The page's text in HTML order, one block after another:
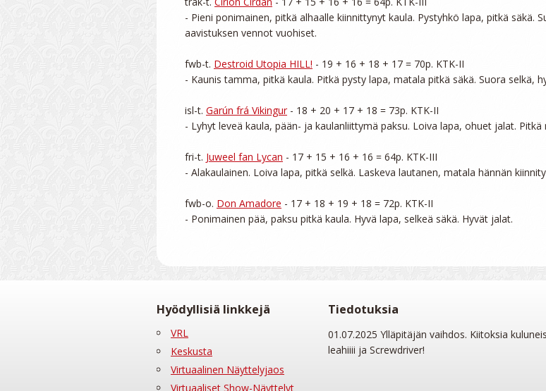
- Pieni ponimainen, pitkä alhaalle kiinnittynyt kaula. Pystyhkö lapa, pitkä säkä.
aavistuksen vennot vuohiset.
fwb-t. Destroid Utopia HILL! - 19 + 16 + 18 + 17 = 70p. KTK-II
- Kaunis tamma, pitkä kaula. Pitkä pysty lapa, matala pitkä säkä. Suora selkä,
isl-t. Garún frá Vikingur - 18 + 20 + 17 + 18 = 73p. KTK-II
- Lyhyt leveä kaula, pään- ja kaulanliittymä paksu. Loiva lapa, ohuet jalat. Pitkä
fri-t. Juweel fan Lycan - 17 + 15 + 16 + 16 = 64p. KTK-III
- Alakaulainen. Loiva lapa, pitkä selkä. Laskeva lautanen, matala hännän
fwb-o. Don Amadore - 17 + 18 + 19 + 18 = 72p. KTK-II
Hyödyllisiä linkkejä
VRL
Keskusta
Virtuaalinen Näyttelyjaos
Virtuaaliset Show-Näyttelyt
Tiedotuksia
01.07.2025 Ylläpitäjän vaihdos. Kiitoksia
leahiiii ja Screwdriver!